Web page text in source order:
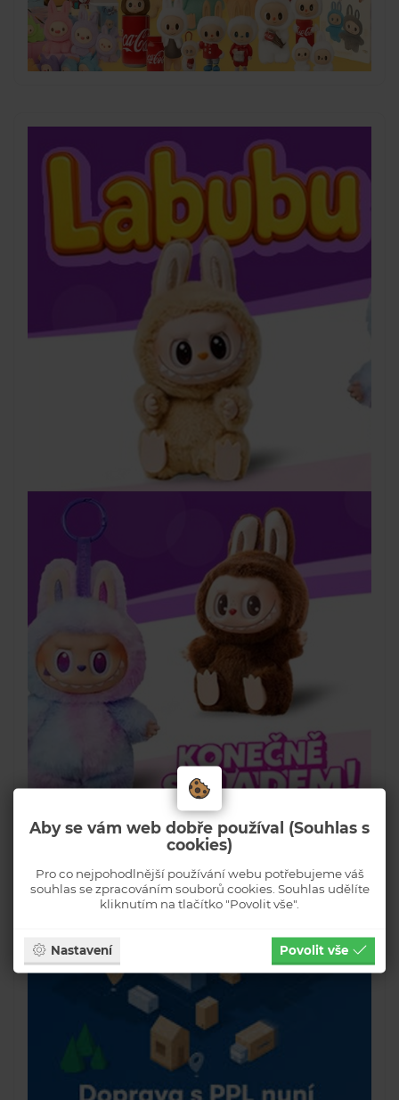
Aby se vám web dobře používal (Souhlas s
cookies)
Pro co nejpohodlnější používání webu potřebujeme váš
souhlas se zpracováním souborů cookies. Souhlas udělíte
kliknutím na tlačítko "Povolit vše".
Nastavení Povolit vše